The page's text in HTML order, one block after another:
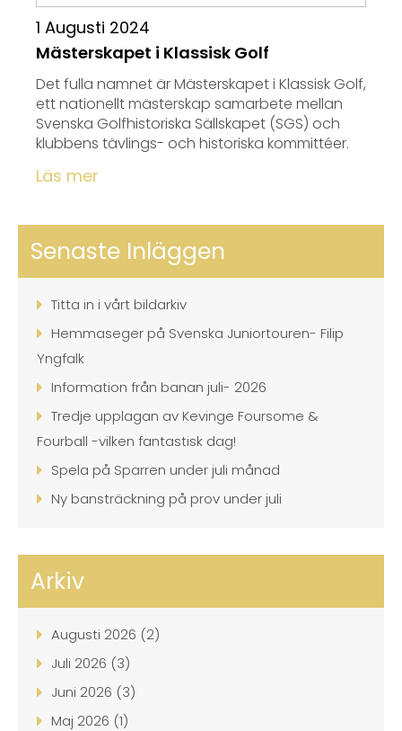
1 Augusti 2024
Mästerskapet i Klassisk Golf
Det fulla namnet är Mästerskapet i Klassisk Golf,
ett nationellt mästerskap samarbete mellan
Svenska Golfhistoriska Sällskapet (SGS) och
klubbens tävlings- och historiska kommittéer.
Läs mer
Senaste Inläggen
Titta in i vårt bildarkiv
Hemmaseger på Svenska Juniortouren- Filip
Yngfalk
Information från banan juli- 2026
Tredje upplagan av Kevinge Foursome &
Fourball -vilken fantastisk dag!
Spela på Sparren under juli månad
Ny bansträckning på prov under juli
Arkiv
Augusti 2026 (2)
Juli 2026 (3)
Juni 2026 (3)
Maj 2026 (1)